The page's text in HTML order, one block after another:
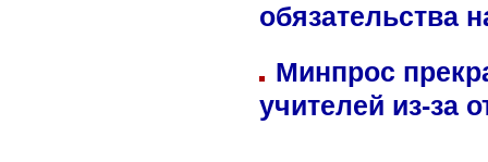
обязательства
Минпрос
учителей из-за